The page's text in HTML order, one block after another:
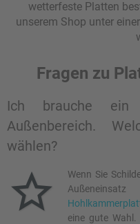
wetterfeste Platten
unserem Shop unter
Fragen zu
Ich brauche ein
Außenbereich. Welches
wählen?
Wenn Sie
eine gute Wahl. Diese